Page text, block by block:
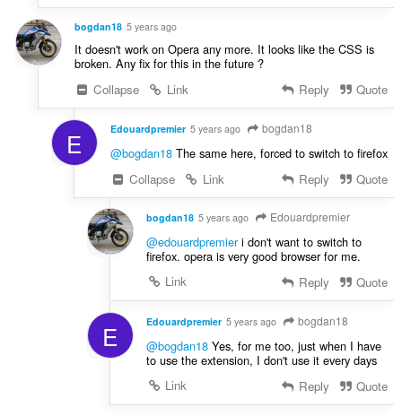
bogdan18 5 years ago
It doesn't work on Opera any more. It looks like the CSS is
broken. Any fix for this in the future ?
Collapse
Link Reply Quote
E Edouardpremier 5 years ago bogdan18
@bogdan18The same here, forced to switch to firefox
Collapse
Link Reply Quote
bogdan18 5 years ago Edouardpremier
@edouardpremieri don't want to switch to
firefox. opera is very good browser for me.
Link
Reply Quote
E Edouardpremier 5 years ago bogdan18
@bogdan18Yes, for me too, just when I have
to use the extension, I don't use it every days
Link
Reply Quote